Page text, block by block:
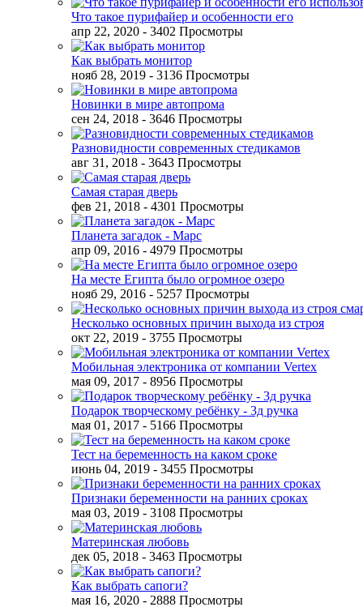
Что такое пурифайер и особенности его
апр 22, 2020 - 3402 Просмотры
Как выбрать монитор
нояб 28, 2019 - 3136 Просмотры
Новинки в мире автопрома
сен 24, 2018 - 3646 Просмотры
Разновидности современных стедикамов
авг 31, 2018 - 3643 Просмотры
Самая старая дверь
фев 21, 2018 - 4301 Просмотры
Планета загадок - Марс
апр 09, 2016 - 4979 Просмотры
На месте Египта было огромное озеро
нояб 29, 2016 - 5257 Просмотры
Несколько основных причин выхода из строя
окт 22, 2019 - 3755 Просмотры
Мобильная электроника от компании Vertex
мая 09, 2017 - 8956 Просмотры
Подарок творческому ребёнку - 3д ручка
мая 01, 2017 - 5166 Просмотры
Тест на беременность на каком сроке
июнь 04, 2019 - 3455 Просмотры
Признаки беременности на ранних сроках
мая 03, 2019 - 3108 Просмотры
Материнская любовь
дек 05, 2018 - 3463 Просмотры
Как выбрать сапоги?
мая 16, 2020 - 2888 Просмотры